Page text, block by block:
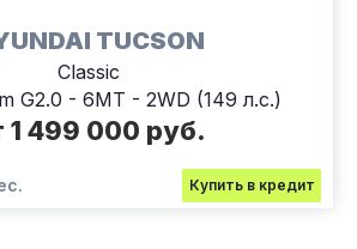
TUCSON
Classic
G2.0 - 6MT - 2WD (149 л.с.)
1 499 000 руб.
Купить в кредит